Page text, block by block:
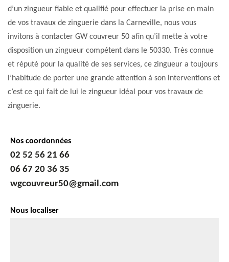
d’un zingueur fiable et qualifié pour effectuer la prise en main
de vos travaux de zinguerie dans la Carneville, nous vous
invitons à contacter GW couvreur 50 afin qu’il mette à votre
disposition un zingueur compétent dans le 50330. Très connue
et réputé pour la qualité de ses services, ce zingueur a toujours
l’habitude de porter une grande attention à son interventions et
c’est ce qui fait de lui le zingueur idéal pour vos travaux de
zinguerie.
Nos coordonnées
02 52 56 21 66
06 67 20 36 35
wgcouvreur50@gmail.com
Nous localiser